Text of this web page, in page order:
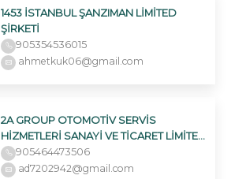
1453 İSTANBUL ŞANZIMAN LİMİTED
ŞİRKETİ
905354536015
ahmetkuk06@gmail.com
2A GROUP OTOMOTİV SERVİS
HİZMETLERİ SANAYİ VE TİCARET LİMİTED
ŞİRKETİ
905464473506
ad7202942@gmail.com